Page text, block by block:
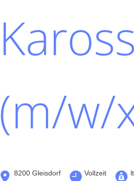
(m/w/
8200 Gleisdorf Vollzeit